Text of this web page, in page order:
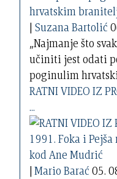
| Suzana Bartolić
„Najmanje što
učiniti jest odati
poginulim
RATNI VIDEO IZ
...
|Mario Barać 05.